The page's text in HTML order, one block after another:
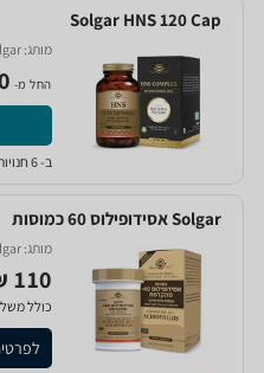
Solgar HNS 120 Cap
מותג:
החל מ-
ב- 6 חנויות
Solgar אסידופילוס 60 כמוסות
מותג:
110 ₪
כולל משלוח